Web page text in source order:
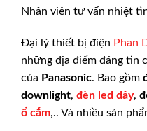
Nhân viên tư vấn nhiệt
Đại lý thiết bị điện Phan
những địa điểm đáng tin
của Panasonic. Bao gồm
downlight, đèn led dây,
ổ cắm,.. Và nhiều sản